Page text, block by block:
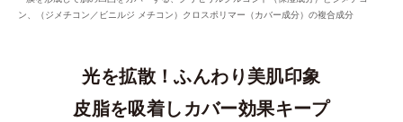
ン、（ジメチコン／ビニルジ メチコン）クロスポリマー（カバー成分）の複合成分
光を拡散！ふんわり美肌印象
皮脂を吸着しカバー効果キープ